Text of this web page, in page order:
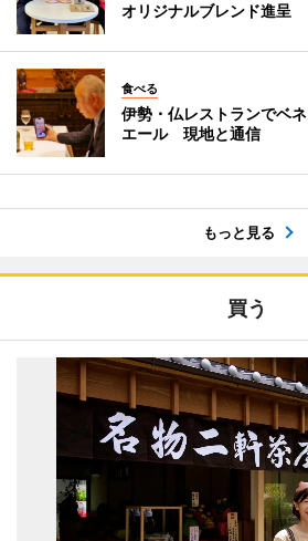
オリジナルブレンド進呈
食べる
伊勢・仏レストランでベ
エール 現地と通信
もっと見る
買う